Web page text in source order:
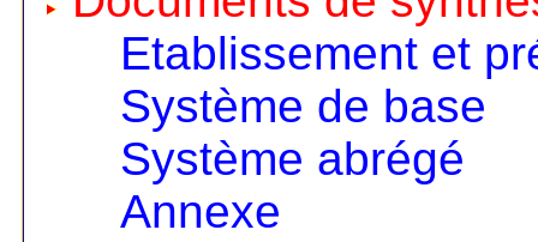
Etablissement et
Système de base
Système abrégé
Annexe